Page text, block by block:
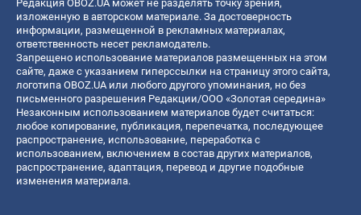
Редакция OBOZ.UA может не разделять точку зрения,
изложенную в авторском материале. За достоверность
информации, размещенной в рекламных материалах,
ответственность несет рекламодатель.
Запрещено использование материалов размещенных на этом
сайте, даже с указанием гиперссылки на страницу этого сайта,
логотипа OBOZ.UA или любого другого упоминания, но без
письменного разрешения Редакции/ООО «Золотая середина»
Незаконным использованием материалов будет считаться:
любое копирование, публикация, перепечатка, последующее
распространение, использование, переработка с
использованием, включением в состав других материалов,
распространение, адаптация, перевод и другие подобные
изменения материала.